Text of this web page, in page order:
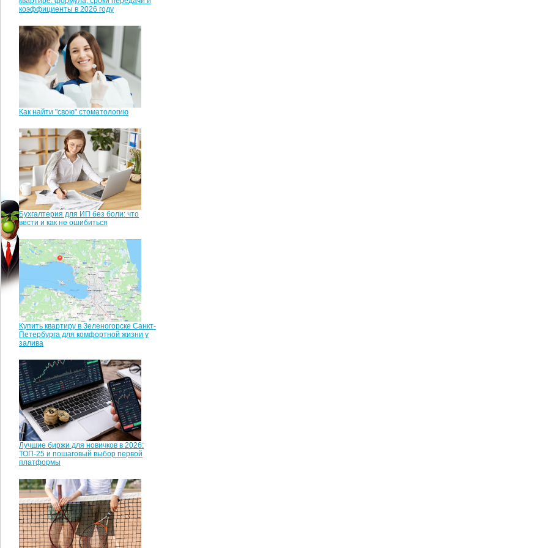
коэффициенты в 2026 году
Как найти "свою" стоматологию
Бухгалтерия для ИП без боли: что
вести и как не ошибиться
Купить квартиру в Зеленогорске Санкт-
Петербурга для комфортной жизни у
залива
Лучшие биржи для новичков в 2026:
ТОП-25 и пошаговый выбор первой
платформы